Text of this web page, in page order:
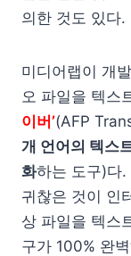
의한 것도 있다.
미디어랩이 개
오 파일을 텍스
이버’(AFP
개 언어의 텍스
화하는 도구)다
귀찮은 것이 인
상 파일을 텍스
구가 100% 완